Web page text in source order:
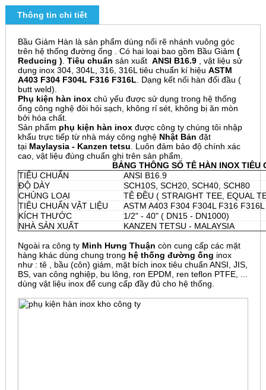
Thông tin chi tiết
Bầu Giảm Hàn là sản phẩm dùng nối rẽ nhánh vuông góc
trên hệ thống đường ống . Có hai loại bao gồm Bầu Giảm (
Reducing ) .Tiêu chuẩn sản xuấtANSI B16.9 , vật liệu sử
dụng inox 304, 304L, 316, 316L tiêu chuẩn kí hiệuASTM
A403 F304 F304L F316 F316L . Dạng kết nối hàn đối đầu (
butt weld).
Phụ kiện hàn inoxchủ yếu được sử dụng trong hệ thống
ống công nghệ đòi hỏi sạch, không rỉ sét, không bị ăn mòn
bởi hóa chất.
Sản phẩm phụ kiện hàn inox được công ty chúng tôi nhập
khẩu trực tiếp từ nhà máy công nghệ Nhật Bảnđặt
tại Maylaysia - Kanzen tetsu . Luôn đảm bảo độ chính xác
cao, vật liệu đúng chuẩn ghi trên sản phẩm.
BẢNG THÔNG SỐ TÊ HÀN INOX TIÊU
TIÊU CHUẨN
ANSI B16.9
ĐỘ DÀY
SCH10S, SCH20, SCH40, SCH80
CHỦNG LOẠI
TÊ ĐỀU ( STRAIGHT TEE, EQUAL
TIÊU CHUẨN VẬT LIỆU
ASTM A403 F304 F304L F316 F316L
KÍCH THƯỚC
1/2" - 40" ( DN15 - DN1000)
NHÀ SẢN XUẤT
KANZEN TETSU - MALAYSIA
Ngoài ra công ty Minh Hưng Thuậncòn cung cấp các mặt
hàng khác dùng chung trong hệ thống đường ống inox
như : tê , bầu (côn) giảm, mặt bích inox tiêu chuẩn ANSI, JIS,
BS, van công nghiệp, bu lông, ron EPDM, ren teflon PTFE, ...
dùng vật liệu inox để cung cấp đầy đủ cho hệ thống.